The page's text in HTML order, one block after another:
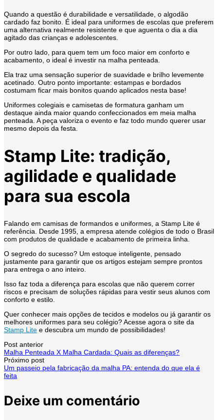
Quando a questão é durabilidade e versatilidade, o algodão
cardado faz bonito. É ideal para uniformes de escolas que preferem
uma alternativa realmente resistente e que aguenta o dia a dia
agitado das crianças e adolescentes.
Por outro lado, para quem tem um foco maior em conforto e
acabamento, o ideal é investir na malha penteada.
Ela traz uma sensação superior de suavidade e brilho levemente
acetinado. Outro ponto importante: estampas e bordados
costumam ficar mais bonitos quando aplicados nesta base!
Uniformes colegiais e camisetas de formatura ganham um
destaque ainda maior quando confeccionados em meia malha
penteada. A peça valoriza o evento e faz todo mundo querer usar
mesmo depois da festa.
Stamp Lite: tradição,
agilidade e qualidade
para sua escola
Falando em camisas de formandos e uniformes, a Stamp Lite é
referência. Desde 1995, a empresa atende colégios de todo o Brasil
com produtos de qualidade e acabamento de primeira linha.
O segredo do sucesso? Um estoque inteligente, pensado
justamente para garantir que os artigos estejam sempre prontos
para entrega o ano inteiro.
Isso faz toda a diferença para escolas que não querem correr
riscos e precisam de soluções rápidas para vestir seus alunos com
conforto e estilo.
Quer conhecer mais opções de tecidos e modelos ou já garantir os
melhores uniformes para seu colégio? Acesse agora o site da
Stamp Lite e descubra um mundo de possibilidades!
Navegação
de
post
Post anterior
Malha Penteada X Malha Cardada: Quais as diferenças?
Próximo post
Um passeio pela fabricação da malha PA: entenda do que ela é
feita
Deixe um comentário